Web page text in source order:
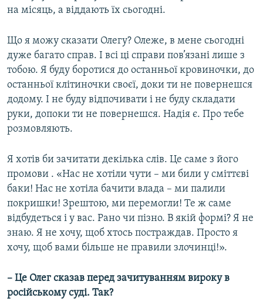
на місяць, а віддають їх сьогодні.
Що я можу сказати Олегу? Олеже, в мене сьогодні
дуже багато справ. І всі ці справи пов’язані лише з
тобою. Я буду боротися до останньої кровиночки, до
останньої клітиночки своєї, доки ти не повернешся
додому. І не буду відпочивати і не буду складати
руки, допоки ти не повернешся. Надія є. Про тебе
розмовляють.
Я хотів би зачитати декілька слів. Це саме з його
промови . «Нас не хотіли чути – ми били у сміттєві
баки! Нас не хотіла бачити влада – ми палили
покришки! Зрештою, ми перемогли! Те ж саме
відбудеться і у вас. Рано чи пізно. В якій формі? Я не
знаю. Я не хочу, щоб хтось постраждав. Просто я
хочу, щоб вами більше не правили злочинці!».
– Це Олег сказав перед зачитуванням вироку в
російському суді. Так?